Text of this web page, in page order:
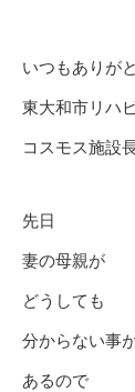
いつもありが
東大和市リハ
コスモス施設
先日
妻の母親が
どうしても
分からない事
あるので